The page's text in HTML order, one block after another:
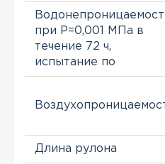
при Р=0,001 МПа в
течение 72 ч,
испытание по
Длина рулона